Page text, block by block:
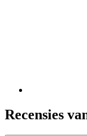
Recensies